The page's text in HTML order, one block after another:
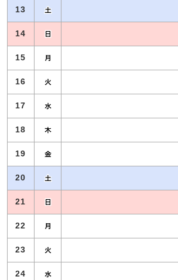
13
14
15
16
17
18
19
20
21
22
23
24